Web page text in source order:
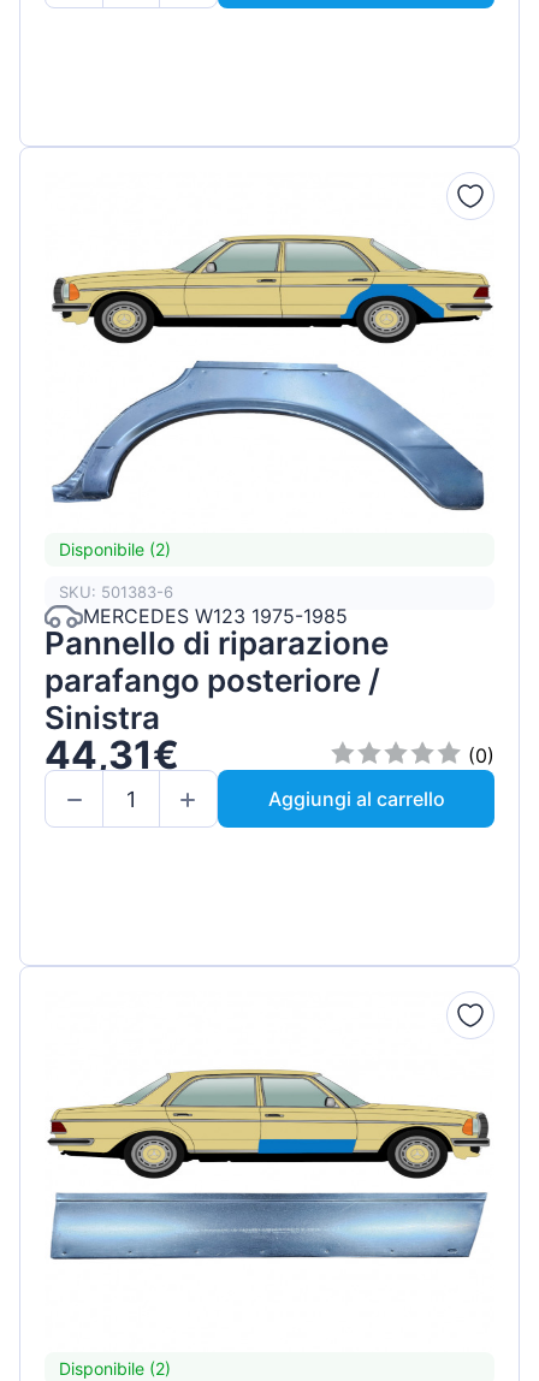
Disponibile (2)
SKU: 501383-6
MERCEDES W123 1975-1985
Pannello di riparazione
parafango posteriore /
Sinistra
44,31€
(0)
Aggiungi al carrello
Disponibile (2)